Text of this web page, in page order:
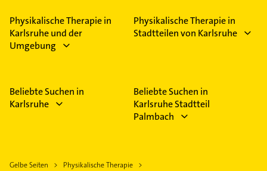
Physikalische Therapie in
Karlsruhe und der
Umgebung
Physikalische Therapie in
Stadtteilen von Karlsruhe
Beliebte Suchen in
Karlsruhe
Beliebte Suchen in
Karlsruhe Stadtteil
Palmbach
Gelbe Seiten
Physikalische Therapie